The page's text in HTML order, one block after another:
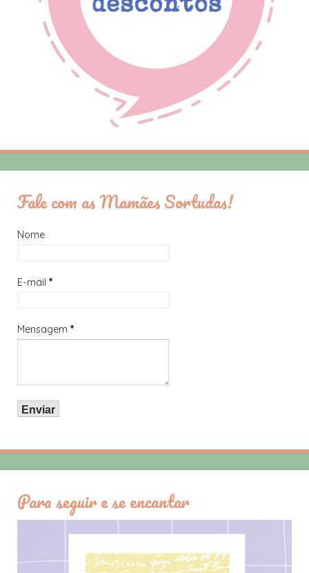
Fale com as Mamães Sortudas!
Nome
E-mail *
Mensagem *
Para seguir e se encantar